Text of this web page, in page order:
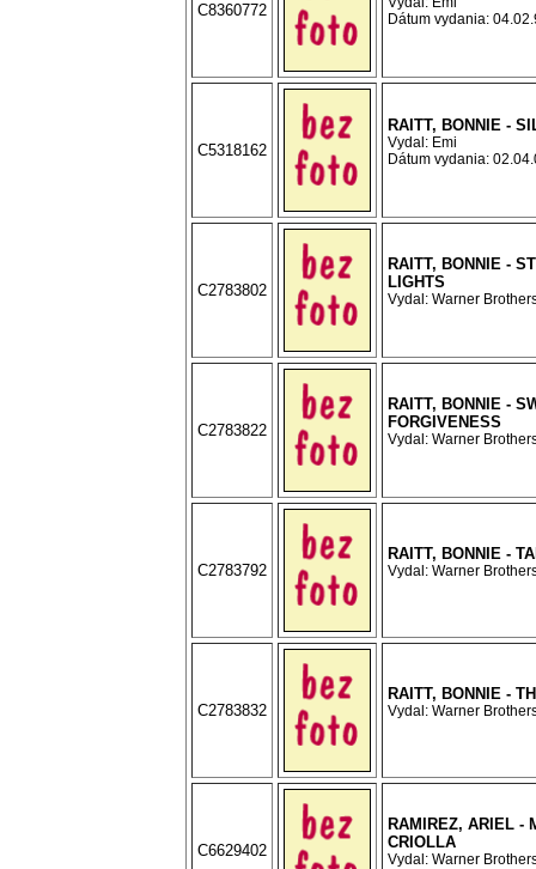
C8360772
Dátum vydania:
C5318162
RAITT, BONNIE -
Vydal: Emi
Dátum vydania:
C2783802
RAITT, BONNIE -
LIGHTS
Vydal: Warner
C2783822
RAITT, BONNIE -
FORGIVENESS
Vydal: Warner
C2783792
RAITT, BONNIE -
Vydal: Warner
C2783832
RAITT, BONNIE -
Vydal: Warner
C6629402
RAMIREZ, ARIEL -
CRIOLLA
Vydal: Warner